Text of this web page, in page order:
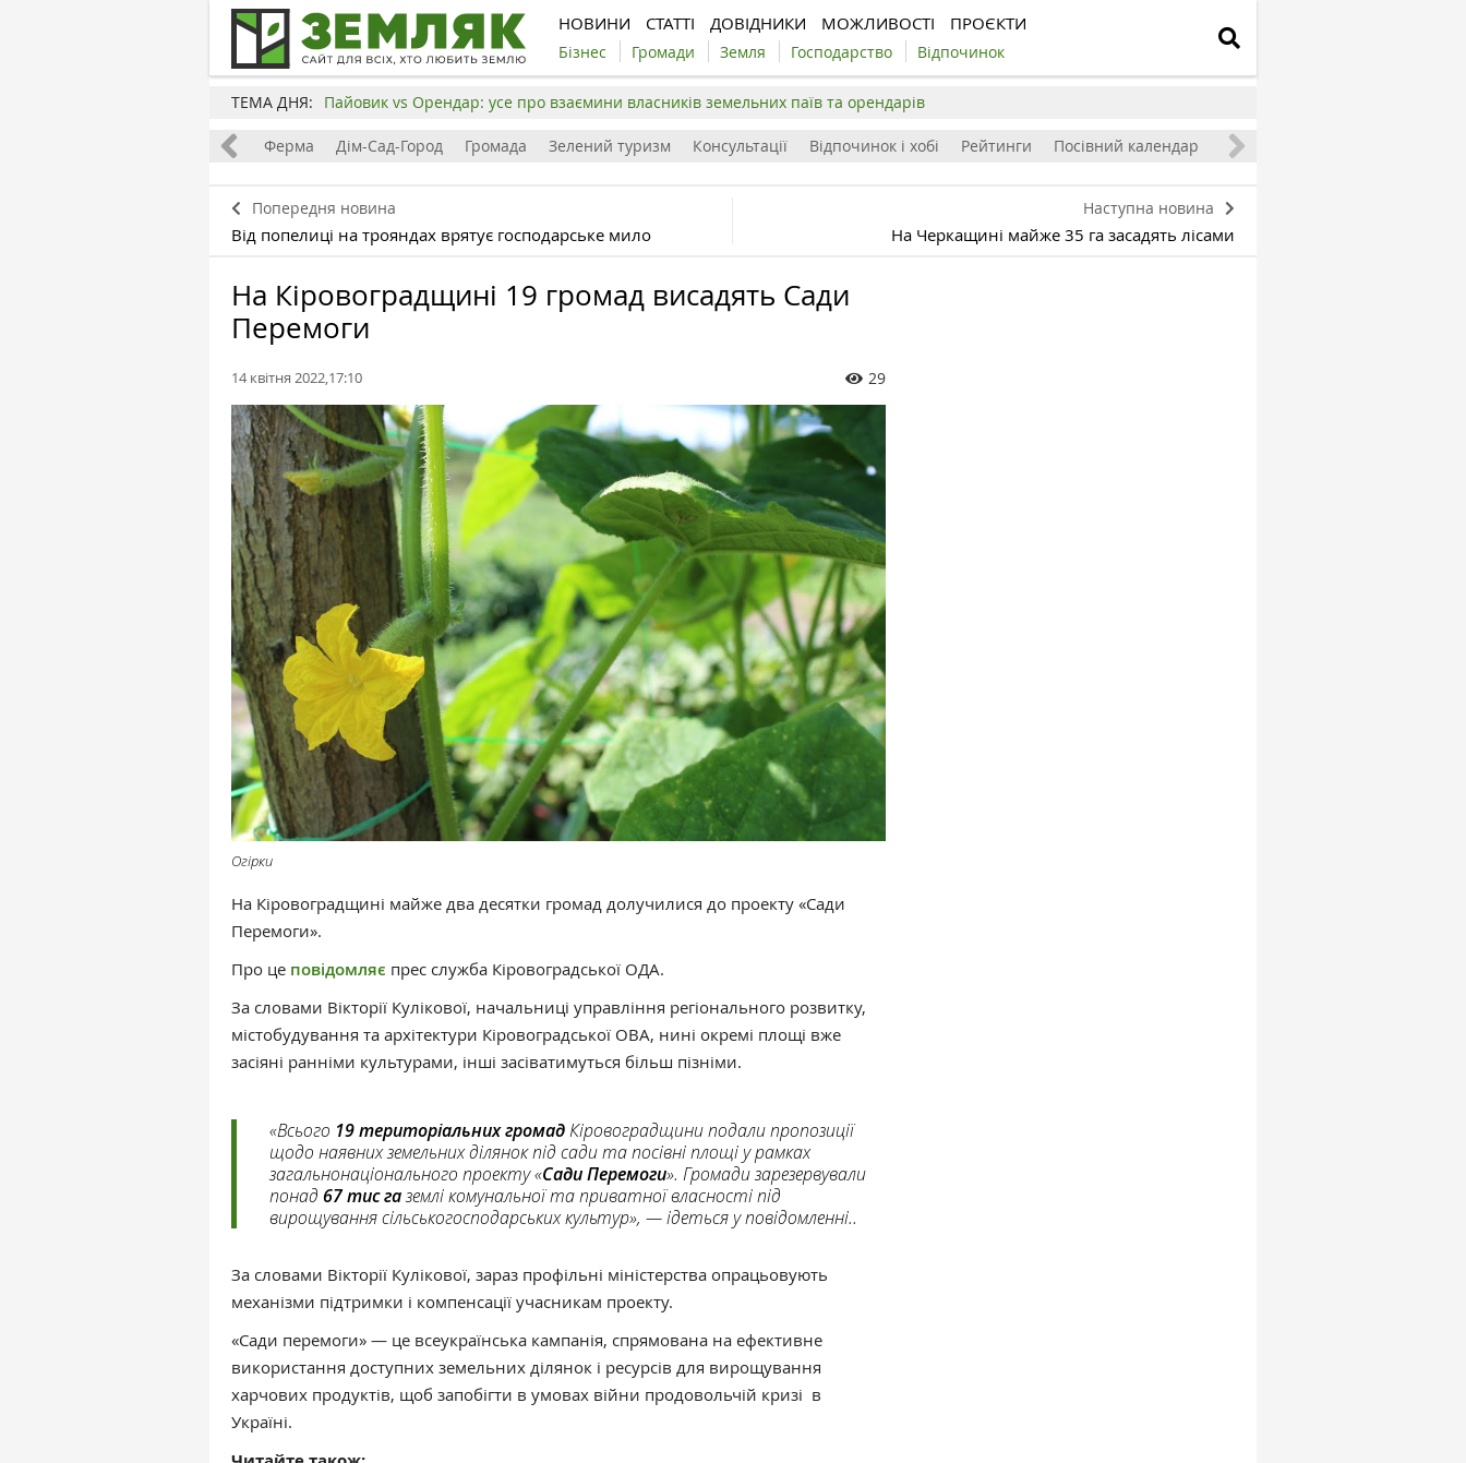
НОВИНИ СТАТТІ ДОВІДНИКИ МОЖЛИВОСТІ ПРОЄКТИ
Бізнес Громади Земля Господарство Відпочинок
ТЕМА ДНЯ: Пайовик vs Орендар: усе про взаємини власників земельних паїв та орендарів
Бізнес Ферма Дім-Сад-Город Громада Зелений туризм Консультації Відпочинок і хобі Рейтинги Посівний календар
Попередня новина
Від попелиці на трояндах врятує господарське мило
Наступна новина
На Черкащині майже 35 га засадять лісами
На Кіровоградщині 19 громад висадять Сади
Перемоги
14 квітня 2022,17:10 29
Огірки
На Кіровоградщині майже два десятки громад долучилися до проекту «Сади
Перемоги».
Про це повідомляє прес служба Кіровоградської ОДА.
За словами Вікторії Кулікової, начальниці управління регіонального розвитку,
містобудування та архітектури Кіровоградської ОВА, нині окремі площі вже
засіяні ранніми культурами, інші засіватимуться більш пізніми.
«Всього 19 територіальних громад Кіровоградщини подали пропозиції
щодо наявних земельних ділянок під сади та посівні площі у рамках
загальнонаціонального проекту «Сади Перемоги». Громади зарезервували
понад 67 тис газемлі комунальної та приватної власності під
вирощування сільськогосподарських культур», — ідеться у повідомленні..
За словами Вікторії Кулікової, зараз профільні міністерства опрацьовують
механізми підтримки і компенсації учасникам проекту.
«Сади перемоги» — це всеукраїнська кампанія, спрямована на ефективне
використання доступних земельних ділянок і ресурсів для вирощування
харчових продуктів, щоб запобігти в умовах війни продовольчій кризі в
Україні.